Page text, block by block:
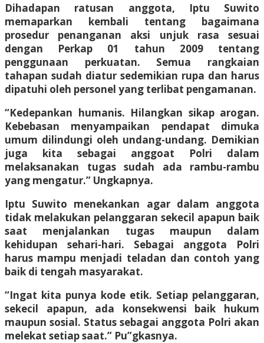
Dihadapan ratusan anggota, Iptu Suwito
memaparkan kembali tentang bagaimana
prosedur penanganan aksi unjuk rasa sesuai
dengan Perkap 01 tahun 2009 tentang
penggunaan perkuatan. Semua rangkaian
tahapan sudah diatur sedemikian rupa dan harus
dipatuhi oleh personel yang terlibat pengamanan.
“Kedepankan humanis. Hilangkan sikap arogan.
Kebebasan menyampaikan pendapat dimuka
umum dilindungi oleh undang-undang. Demikian
juga kita sebagai anggoat Polri dalam
melaksanakan tugas sudah ada rambu-rambu
yang mengatur.” Ungkapnya.
Iptu Suwito menekankan agar dalam anggota
tidak melakukan pelanggaran sekecil apapun baik
saat menjalankan tugas maupun dalam
kehidupan sehari-hari. Sebagai anggota Polri
harus mampu menjadi teladan dan contoh yang
baik di tengah masyarakat.
“Ingat kita punya kode etik. Setiap pelanggaran,
sekecil apapun, ada konsekwensi baik hukum
maupun sosial. Status sebagai anggota Polri akan
melekat setiap saat.” Pu”gkasnya.